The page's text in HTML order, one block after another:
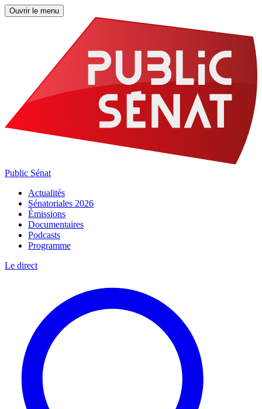
Ouvrir le menu
Public Sénat
Actualités
Sénatoriales 2026
Émissions
Documentaires
Podcasts
Programme
Le direct